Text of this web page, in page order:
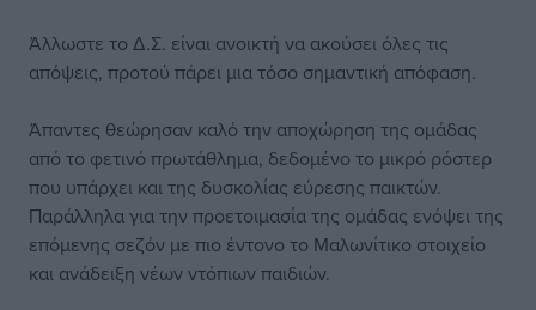
Άλλωστε το Δ.Σ. είναι ανοικτή να ακούσει όλες τις
απόψεις, προτού πάρει μια τόσο σημαντική απόφαση.
Άπαντες θεώρησαν καλό την αποχώρηση της ομάδας
από το φετινό πρωτάθλημα, δεδομένο το μικρό ρόστερ
που υπάρχει και της δυσκολίας εύρεσης παικτών.
Παράλληλα για την προετοιμασία της ομάδας ενόψει της
επόμενης σεζόν με πιο έντονο το Μαλωνίτικο στοιχείο
και ανάδειξη νέων ντόπιων παιδιών.